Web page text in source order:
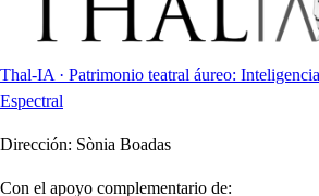
Thal-IA · Patrimonio teatral áureo:
Espectral
Dirección: Sònia Boadas
Con el apoyo complementario de: